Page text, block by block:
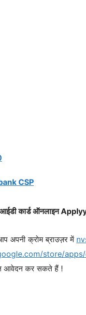
CSP
आईडी कार्ड ऑनलाइन
अपनी क्रोम ब्राउज़र में
store/
आवेदन कर सकते हैं !